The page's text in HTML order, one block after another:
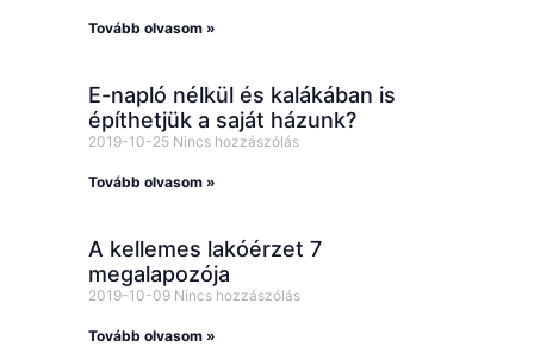
Tovább olvasom »
E-napló nélkül és kalákában is
építhetjük a saját házunk?
2019-10-25 Nincs hozzászólás
Tovább olvasom »
A kellemes lakóérzet 7
megalapozója
2019-10-09 Nincs hozzászólás
Tovább olvasom »